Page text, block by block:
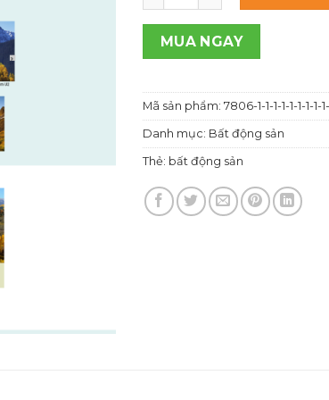
MUA NGAY
Mã sản phẩm: 7806-1-1-1-1-1-1-1-1-1-
Danh mục: Bất động sản
Thẻ: bất động sản